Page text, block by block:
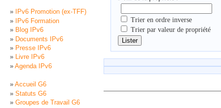
Trier en ordre inverse
Trier par valeur de propriété
Lister
IPv6 Promotion (ex-TFF)
IPv6 Formation
Blog IPv6
Documents IPv6
Presse IPv6
Livre IPv6
Agenda IPv6
Accueil G6
Statuts G6
Groupes de Travail G6